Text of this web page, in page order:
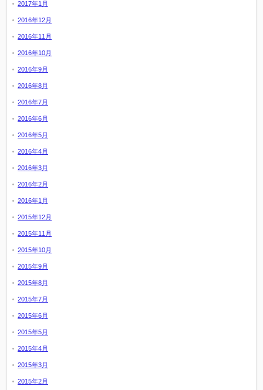
2017年1月
2016年12月
2016年11月
2016年10月
2016年9月
2016年8月
2016年7月
2016年6月
2016年5月
2016年4月
2016年3月
2016年2月
2016年1月
2015年12月
2015年11月
2015年10月
2015年9月
2015年8月
2015年7月
2015年6月
2015年5月
2015年4月
2015年3月
2015年2月